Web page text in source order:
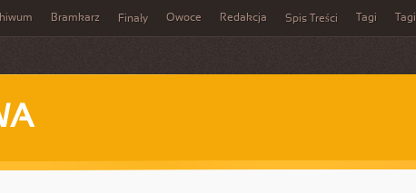
Bramkarz Finały Owoce Redakcja Spis Treści Tagi Tagi